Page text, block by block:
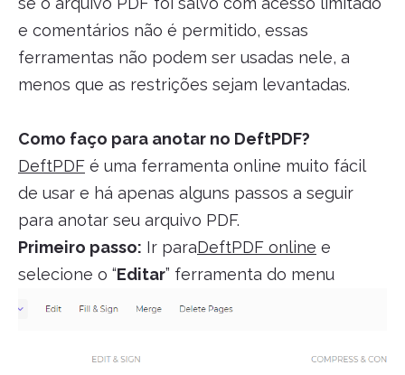
e comentários não é permitido, essas
ferramentas não podem ser usadas nele, a
menos que as restrições sejam levantadas.
Como faço para anotar no DeftPDF?
DeftPDF é uma ferramenta online muito fácil
de usar e há apenas alguns passos a seguir
para anotar seu arquivo PDF.
Primeiro passo: Ir paraDeftPDF online e
selecione o “Editar” ferramenta do menu